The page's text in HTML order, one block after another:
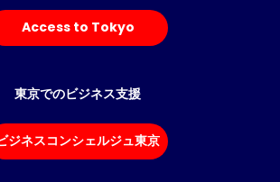
Access to Tokyo
東京でのビジネス支援
ジネスコンシェルジュ東京